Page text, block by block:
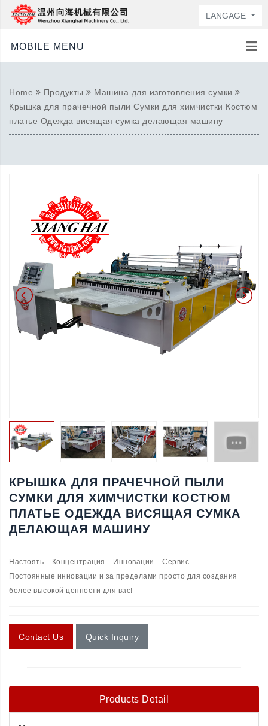
LANGAGE
MOBILE MENU
Home Продукты
Машина для изготовления сумки
Крышка для прачечной пыли Сумки для химчистки Костюм
платье Одежда висящая сумка делающая машину
КРЫШКА ДЛЯ ПРАЧЕЧНОЙ ПЫЛИ
СУМКИ ДЛЯ ХИМЧИСТКИ КОСТЮМ
ПЛАТЬЕ ОДЕЖДА ВИСЯЩАЯ СУМКА
ДЕЛАЮЩАЯ МАШИНУ
Настоять---Концентрация---Инновации---Сервис
Постоянные инновации и за пределами просто для создания
более высокой ценности для вас!
Contact Us Quick Inquiry
Products Detail